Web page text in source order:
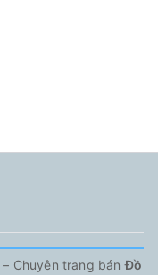
– Chuyên trang bánĐồ